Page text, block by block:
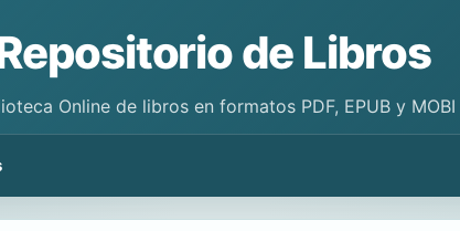
de Libros
Online de libros en formatos PDF, EPUB y MOBI